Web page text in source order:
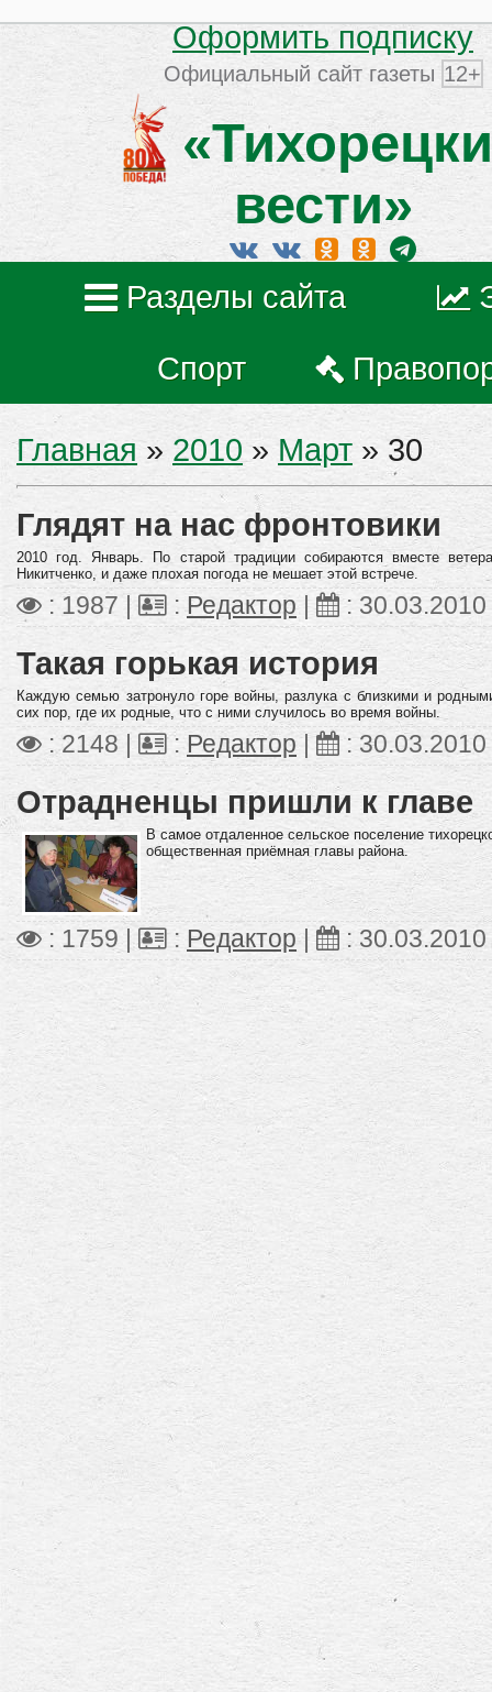
Оформить подписку
Официальный сайт газеты 12+
вести»
Разделы сайта
Спорт
Главная » 2010 » Март » 30
Глядят на нас фронтовики
2010 год. Январь. По старой традиции собираются вместе
Никитченко, и даже плохая погода не мешает этой встрече.
: 1987 | : Редактор | : 30.03.2010
Такая горькая история
Каждую семью затронуло горе войны, разлука с близкими и
сих пор, где их родные, что с ними случилось во время войны.
: 2148 | :Редактор | : 30.03.2010
Отрадненцы пришли к главе
В самое отдаленное сельское поселение
общественная приёмная главы района.
: 1759 | : Редактор| :30.03.2010